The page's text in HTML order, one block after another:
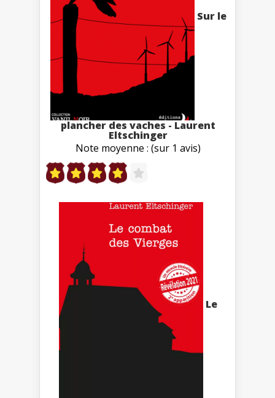
Sur le
plancher des vaches - Laurent
Eltschinger
Note moyenne : (sur 1 avis)
Le